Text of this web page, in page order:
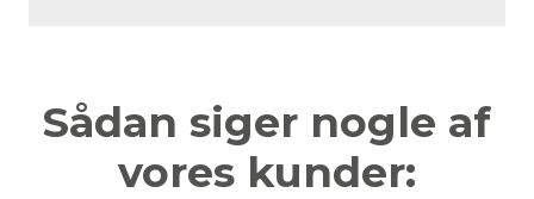
Sådan siger nogle af
vores kunder: